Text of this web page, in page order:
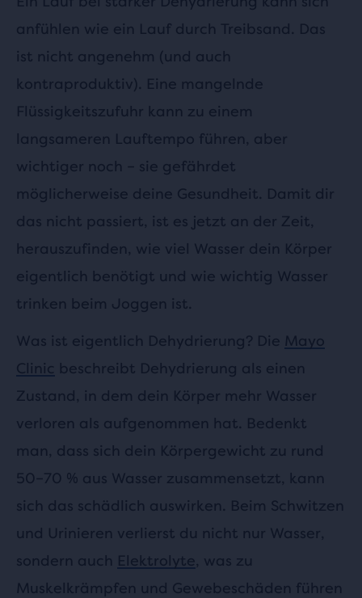
anfühlen wie ein Lauf durch Treibsand. Das
ist nicht angenehm (und auch
kontraproduktiv). Eine mangelnde
Flüssigkeitszufuhr kann zu einem
langsameren Lauftempo führen, aber
wichtiger noch – sie gefährdet
möglicherweise deine Gesundheit. Damit dir
das nicht passiert, ist es jetzt an der Zeit,
herauszufinden, wie viel Wasser dein Körper
eigentlich benötigt und wie wichtig Wasser
trinken beim Joggen ist.
Was ist eigentlich Dehydrierung? Die Mayo
Clinic
beschreibt Dehydrierung als einen
Zustand, in dem dein Körper mehr Wasser
verloren als aufgenommen hat. Bedenkt
man, dass sich dein Körpergewicht zu rund
50–70 % aus Wasser zusammensetzt, kann
sich das schädlich auswirken. Beim Schwitzen
und Urinieren verlierst du nicht nur Wasser,
sondern auch Elektrolyte, was zu
Muskelkrämpfen und Gewebeschäden führen